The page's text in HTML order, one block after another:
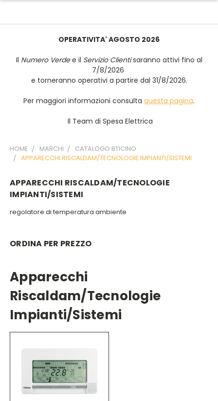
OPERATIVITA' AGOSTO 2026
Il Numero Verdee il Servizio Clientisaranno attivi fino al
7/8/2026
e torneranno operativi a partire dal 31/8/2026.
Per maggiori informazioni consulta questa pagina.
Il Team di Spesa Elettrica
HOME MARCHI
CATALOGO BTICINO
APPARECCHI RISCALDAM/TECNOLOGIE IMPIANTI/SISTEMI
APPARECCHI RISCALDAM/TECNOLOGIE
IMPIANTI/SISTEMI
regolatore di temperatura ambiente
ORDINA PER PREZZO
Apparecchi
Riscaldam/tecnologie
Impianti/sistemi